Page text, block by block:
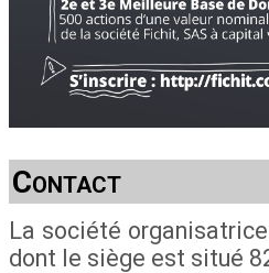
Contact
La société
dont le siège est situé